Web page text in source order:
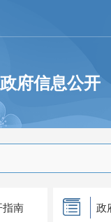
政府信息公开
南 政